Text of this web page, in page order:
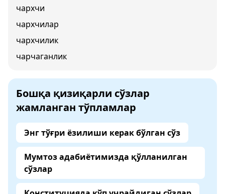
чархчи
чархчилар
чархчилик
чарчаганлик
Бошқа қизиқарли сўзлар
жамланган тўпламлар
Энг тўғри ёзилиши керак бўлган сўз
Мумтоз адабиётимизда қўлланилган
сўзлар